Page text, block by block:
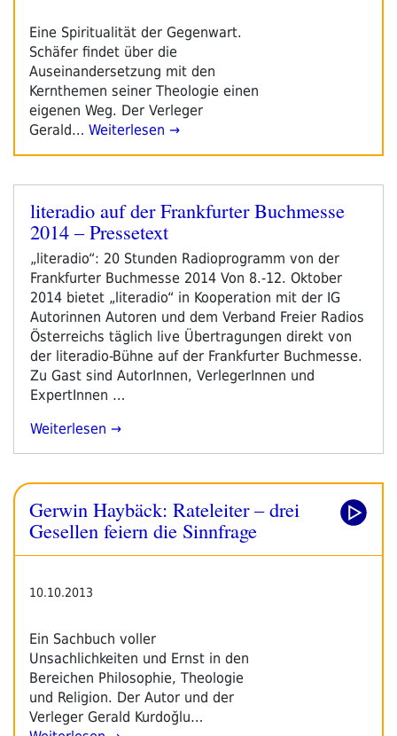
Eine Spiritualität der Gegenwart.
Schäfer findet über die
Auseinandersetzung mit den
Kernthemen seiner Theologie einen
eigenen Weg. Der Verleger
Gerald… Weiterlesen →
Veröffentlicht
am
literadio auf der Frankfurter Buchmesse
2014 – Pressetext
„literadio“: 20 Stunden Radioprogramm von der
Frankfurter Buchmesse 2014 Von 8.-12. Oktober
2014 bietet „literadio“ in Kooperation mit der IG
Autorinnen Autoren und dem Verband Freier Radios
Österreichs täglich live Übertragungen direkt von
der literadio-Bühne auf der Frankfurter Buchmesse.
Zu Gast sind AutorInnen, VerlegerInnen und
ExpertInnen …
„literadio
Frankfurter
Buchmesse
2014
Weiterlesen
Gerwin Haybäck: Rateleiter – drei
Gesellen feiern die Sinnfrage
10.10.2013
Ein Sachbuch voller
Unsachlichkeiten und Ernst in den
Bereichen Philosophie, Theologie
und Religion. Der Autor und der
Verleger Gerald Kurdoğlu…